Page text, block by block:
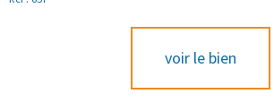
voir le bien